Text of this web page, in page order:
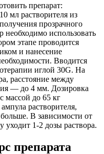
препарат:
мл растворителя из
прозрачного
необходимо использовать
этапе проводится
и нанесение
Вводится
иглой 30G. На
расстояние между
— до 4 мм. Дозировка
массой до 65 кг
растворителя,
В зависимости от
уходит 1-2 дозы раствора.
препарата